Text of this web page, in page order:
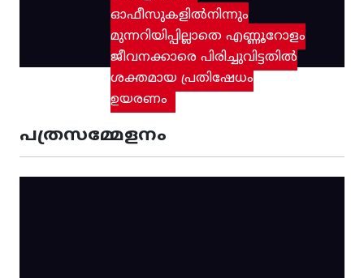
ഓഫീസുകളിൽനിന്നും
മുന്നറിയിപ്പില്ലാതെ എണ്ണൂറോളം
ജീവനക്കാരെ പിരിച്ചുവിട്ടതിൽ‌
ശക്തമായ പ്രതിഷേധം
ഉയരണം
പത്രസമ്മേളനം